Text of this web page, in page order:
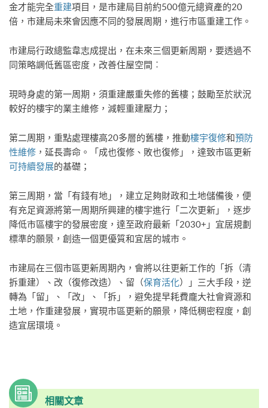
金才能完全重建項目，是市建局目前約500億元總資產的20
倍，市建局未來會因應不同的發展周期，進行市區重建工作。
市建局行政總監韋志成提出，在未來三個更新周期，要透過不
同策略調低舊區密度，改善住屋空間︰
現時身處的第一周期，須重建嚴重失修的舊樓；鼓勵至於狀況
較好的樓宇的業主維修，減輕重建壓力；
第二周期，重點處理樓高20多層的舊樓，推動樓宇復修和預防
性維修 ，延長壽命。「成也復修、敗也復修」，達致市區更新
可持續發展的基礎；
第三周期，當「有錢有地」，建立足夠財政和土地儲備後，便
有充足資源將第一周期所興建的樓宇進行「二次更新」，逐步
降低市區樓宇的發展密度，達至政府最新「2030+」宜居規劃
標準的願景，創造一個更優質和宜居的城市。
市建局在三個市區更新周期內，會將以往更新工作的「拆（清
拆重建）、改（復修改造）、留（保育活化）」三大手段，逆
轉為「留」、「改」、「拆」，避免提早耗費龐大社會資源和
土地，作重建發展，實現市區更新的願景，降低稠密程度，創
造宜居環境。
相關文章